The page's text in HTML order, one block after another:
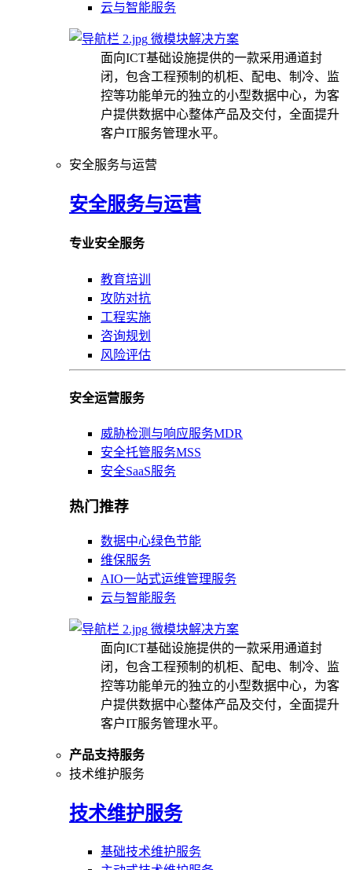
云与智能服务
微模块解决方案
面向ICT基础设施提供的一款采用通道封
闭，包含工程预制的机柜、配电、制冷、监
控等功能单元的独立的小型数据中心，为客
户提供数据中心整体产品及交付，全面提升
客户IT服务管理水平。
安全服务与运营
安全服务与运营
专业安全服务
教育培训
攻防对抗
工程实施
咨询规划
风险评估
安全运营服务
威胁检测与响应服务MDR
安全托管服务MSS
安全SaaS服务
热门推荐
数据中心绿色节能
维保服务
AIO一站式运维管理服务
云与智能服务
微模块解决方案
面向ICT基础设施提供的一款采用通道封
闭，包含工程预制的机柜、配电、制冷、监
控等功能单元的独立的小型数据中心，为客
户提供数据中心整体产品及交付，全面提升
客户IT服务管理水平。
产品支持服务
技术维护服务
技术维护服务
基础技术维护服务